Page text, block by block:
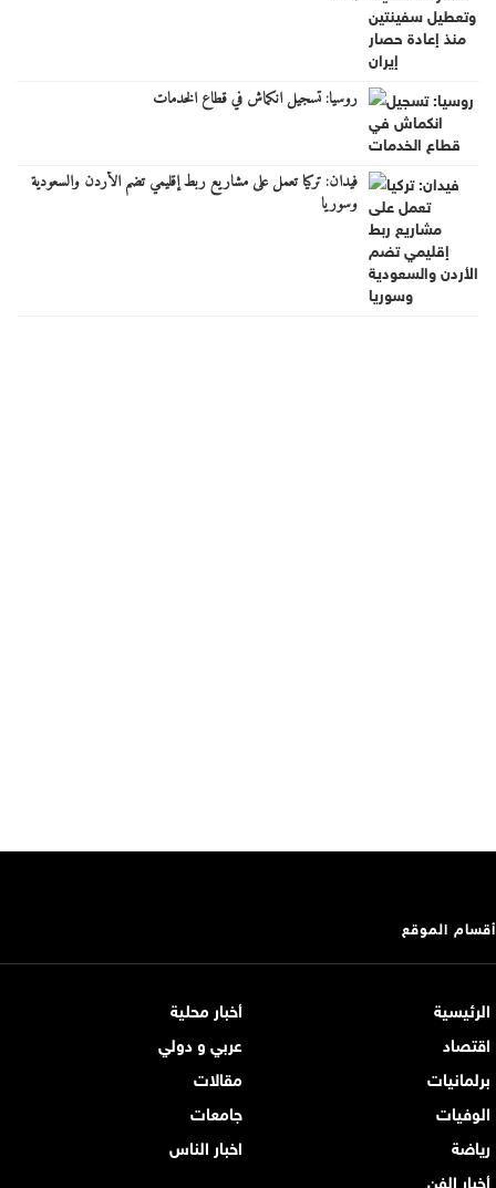
روسيا: تسجيل انكماش في قطاع الخدمات
فيدان: تركيا تعمل على مشاريع ربط إقليمي تضم الأردن والسعودية
وسوريا
أقسام الموقع
الرئيسية
أخبار محلية
اقتصاد
عربي و دولي
برلمانيات
مقالات
الوفيات
جامعات
رياضة
اخبار الناس
أخبار الفن